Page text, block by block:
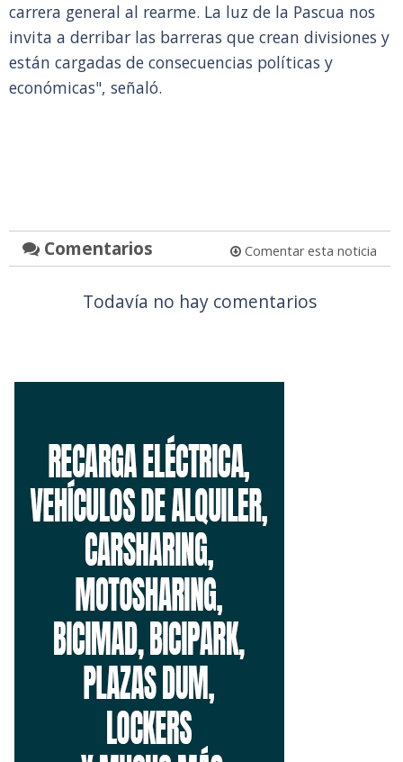
carrera general al rearme. La luz de la Pascua nos
invita a derribar las barreras que crean divisiones y
están cargadas de consecuencias políticas y
económicas", señaló.
Comentarios Comentar esta noticia
Todavía no hay comentarios